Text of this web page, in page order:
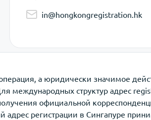
in@hongkongregistration.hk
а юридически значимое
международных структур адрес
официальной
регистрации в Сингапуре